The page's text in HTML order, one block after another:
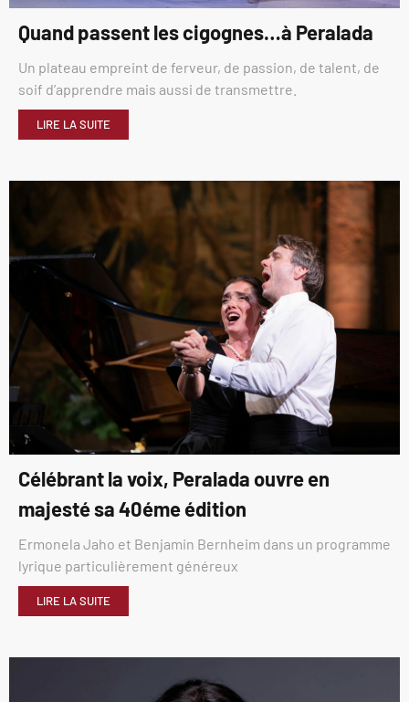
Quand passent les cigognes…à Peralada
Un plateau empreint de ferveur, de passion, de talent, de
soif d’apprendre mais aussi de transmettre.
LIRE LA SUITE
Célébrant la voix, Peralada ouvre en
majesté sa 40éme édition
Ermonela Jaho et Benjamin Bernheim dans un programme
lyrique particulièrement généreux
LIRE LA SUITE